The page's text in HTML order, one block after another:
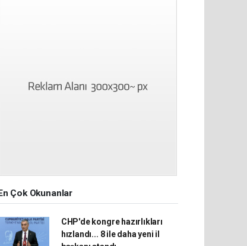
Çok Okunanlar
CHP'de kongre hazırlıkları
hızlandı... 8 ile daha yeni il